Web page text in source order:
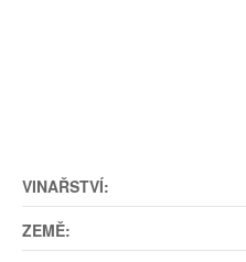
VINAŘSTVÍ:
ZEMĚ: